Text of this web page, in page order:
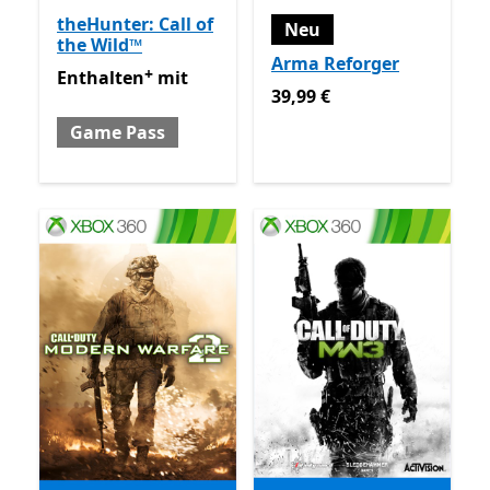
theHunter: Call of
the Wild™
Enthalten mit Game Pass
Enthält In-App-Käufe
Enthalten+ mit
Game Pass
Neu
Arma Reforger
39,99 €
39,99 €